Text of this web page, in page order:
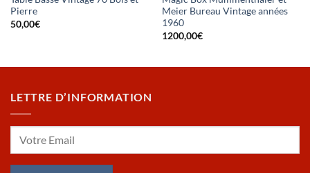
Pierre
50,00€
Meier Bureau Vintage années
1960
1200,00€
LETTRE D’INFORMATION